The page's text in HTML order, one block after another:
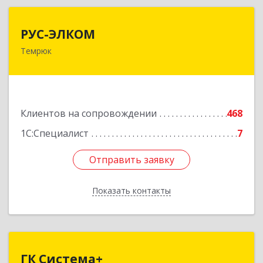
РУС-ЭЛКОМ
Темрюк
Клиентов на сопровождении
468
1С:Специалист
7
Отправить заявку
Показать контакты
353500, Краснодарский край, Темрюкский р-н,
Отправить заявку
Назад
ГК Система+